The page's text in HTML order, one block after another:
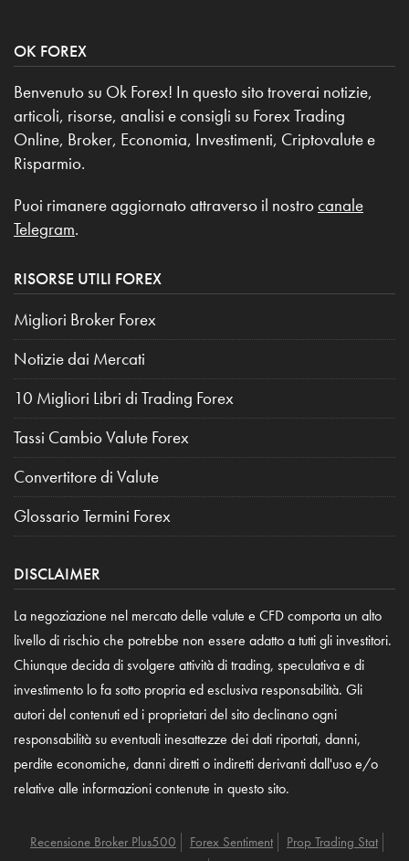
OK FOREX
Benvenuto su Ok Forex! In questo sito troverai notizie,
articoli, risorse, analisi e consigli su Forex Trading
Online, Broker, Economia, Investimenti, Criptovalute e
Risparmio.
Puoi rimanere aggiornato attraverso il nostro canale
Telegram.
RISORSE UTILI FOREX
Migliori Broker Forex
Notizie dai Mercati
10 Migliori Libri di Trading Forex
Tassi Cambio Valute Forex
Convertitore di Valute
Glossario Termini Forex
DISCLAIMER
La negoziazione nel mercato delle valute e CFD comporta un alto
livello di rischio che potrebbe non essere adatto a tutti gli investitori.
Chiunque decida di svolgere attività di trading, speculativa e di
investimento lo fa sotto propria ed esclusiva responsabilità. Gli
autori del contenuti ed i proprietari del sito declinano ogni
responsabilità su eventuali inesattezze dei dati riportati, danni,
perdite economiche, danni diretti o indiretti derivanti dall'uso e/o
relative alle informazioni contenute in questo sito.
Recensione Broker Plus500 Forex Sentiment
Prop Trading Stat